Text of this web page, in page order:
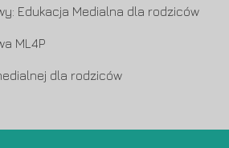
Edukacja Medialna dla rodziców
ML4P
dla rodziców